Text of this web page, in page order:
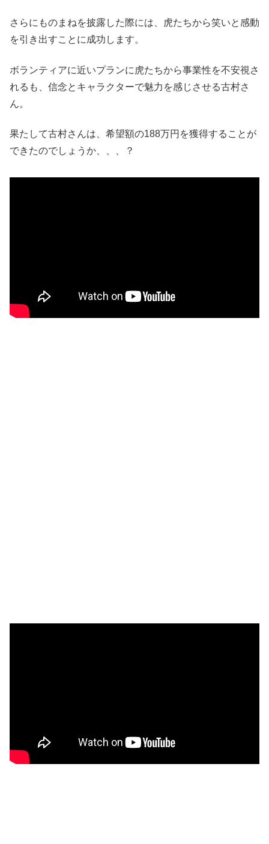
さらにものまねを披露した際には、虎たちから笑いと感動
を引き出すことに成功します。
ボランティアに近いプランに虎たちから事業性を不安視さ
れるも、信念とキャラクターで魅力を感じさせる古村さ
ん。
果たして古村さんは、希望額の188万円を獲得することが
できたのでしょうか、、、？